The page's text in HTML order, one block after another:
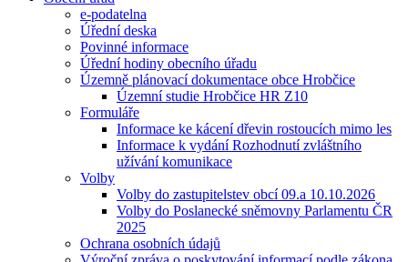
e-podatelna
Úřední deska
Povinné informace
Úřední hodiny obecního úřadu
Územně plánovací dokumentace obce Hrobčice
Územní studie Hrobčice HR Z10
Formuláře
Informace ke kácení dřevin rostoucích mimo les
Informace k vydání Rozhodnutí zvláštního
užívání komunikace
Volby
Volby do zastupitelstev obcí 09.a 10.10.2026
Volby do Poslanecké sněmovny Parlamentu ČR
2025
Ochrana osobních údajů